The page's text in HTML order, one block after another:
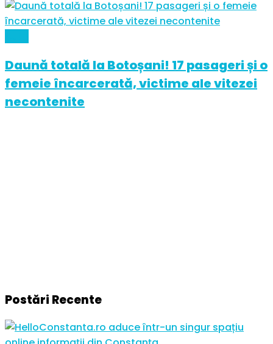
Daună totală la Botoșani! 17 pasageri și o
femeie încarcerată, victime ale vitezei
necontenite
Postări Recente